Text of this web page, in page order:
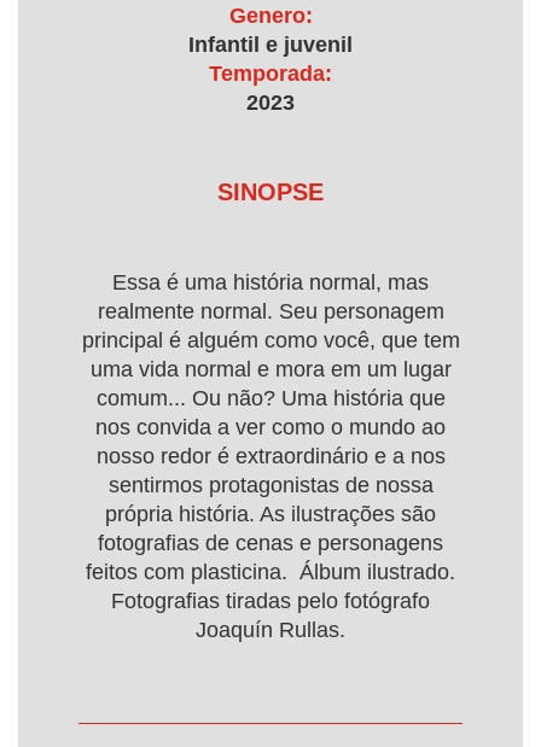
Genero:
Infantil e juvenil
Temporada:
2023
SINOPSE
Essa é uma história normal, mas
realmente normal. Seu personagem
principal é alguém como você, que tem
uma vida normal e mora em um lugar
comum... Ou não? Uma história que
nos convida a ver como o mundo ao
nosso redor é extraordinário e a nos
sentirmos protagonistas de nossa
própria história. As ilustrações são
fotografias de cenas e personagens
feitos com plasticina. Álbum ilustrado.
Fotografias tiradas pelo fotógrafo
Joaquín Rullas.